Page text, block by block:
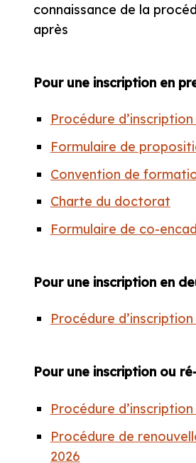
connaissance de la
après
Pour une inscription en
Procédure
Formulaire de
Convention de
Charte du doctorat
Formulaire de co-
Pour une inscription en
Procédure
Pour une inscription ou
Procédure
Procédure de
2026